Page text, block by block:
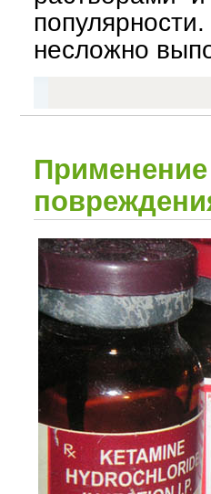
несложно